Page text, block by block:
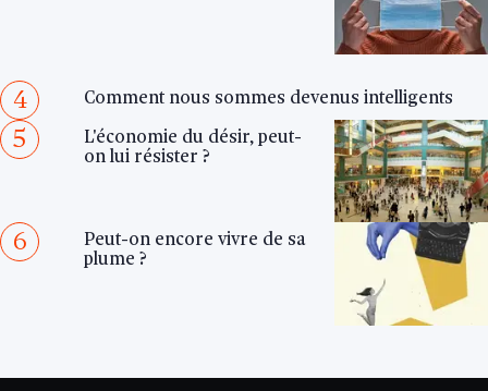
4 Comment nous sommes devenus intelligents
5
L'économie du désir, peut-
on lui résister ?
6
Peut-on encore vivre de sa
plume ?